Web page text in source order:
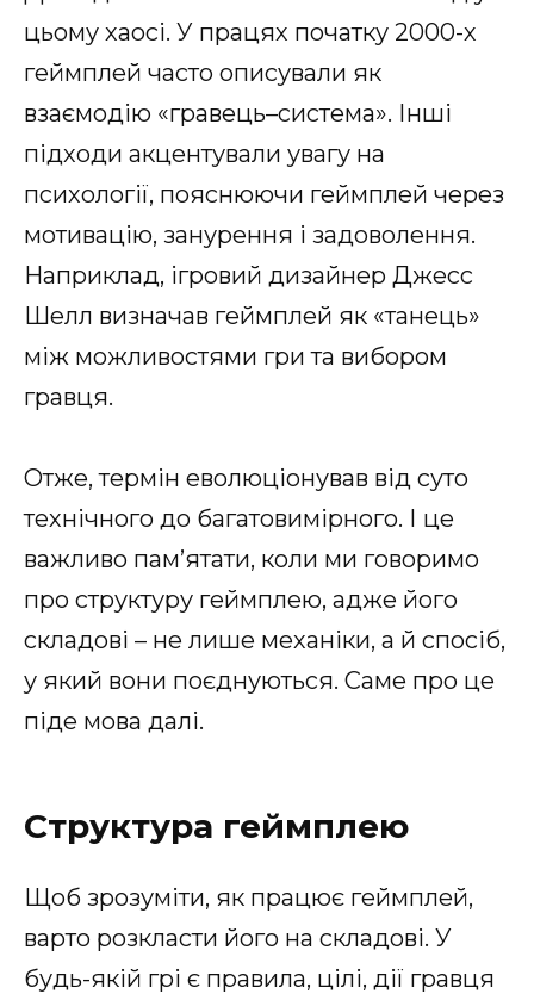
цьому хаосі. У працях початку 2000-х
геймплей часто описували як
взаємодію «гравець–система». Інші
підходи акцентували увагу на
психології, пояснюючи геймплей через
мотивацію, занурення і задоволення.
Наприклад, ігровий дизайнер Джесс
Шелл визначав геймплей як «танець»
між можливостями гри та вибором
гравця.
Отже, термін еволюціонував від суто
технічного до багатовимірного. І це
важливо пам’ятати, коли ми говоримо
про структуру геймплею, адже його
складові – не лише механіки, а й спосіб,
у який вони поєднуються. Саме про це
піде мова далі.
Структура геймплею
Щоб зрозуміти, як працює геймплей,
варто розкласти його на складові. У
будь-якій грі є правила, цілі, дії гравця